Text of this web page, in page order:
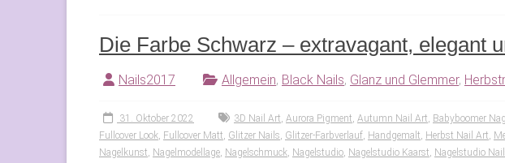
Die Farbe Schwarz – extravagant, elegant
Nails2017 Allgemein, Black Nails, Glanz und Glemmer,
31. Oktober 2022 3D Nail Art, Aurora Pigment, Autumn Nail Art, Babyboomer
Fullcover Look, Fullcover Matt, Glitzer Nails, Glitzer-Farbverlauf, Handgemalt, Herbst Nail Art,
Nagelkunst, Nagelmodellage, Nagelschmuck, Nagelstudio, Nagelstudio Kaarst, Nagelstudio